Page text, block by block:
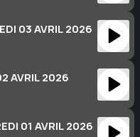
03 AVRIL 2026
AVRIL 2026
01 AVRIL 2026